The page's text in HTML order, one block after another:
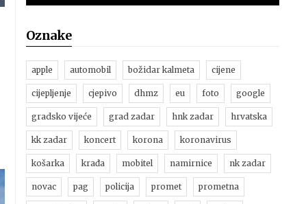
Oznake
apple automobil božidar kalmeta cijene
cijepljenje cjepivo dhmz eu foto google
gradsko vijeće grad zadar hnk zadar hrvatska
kk zadar koncert korona koronavirus
košarka krađa mobitel namirnice nk zadar
novac pag policija promet prometna